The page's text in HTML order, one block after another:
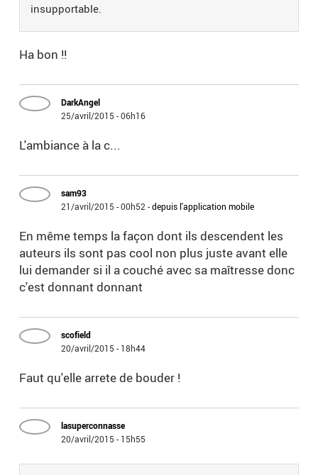
insupportable.
Ha bon !!
DarkAngel
25/avril/2015 - 06h16
L'ambiance à la c...
sam93
21/avril/2015 - 00h52 -depuis l'application mobile
En même temps la façon dont ils descendent les
auteurs ils sont pas cool non plus juste avant elle
lui demander si il a couché avec sa maîtresse donc
c'est donnant donnant
scofield
20/avril/2015 - 18h44
Faut qu'elle arrete de bouder !
lasuperconnasse
20/avril/2015 - 15h55